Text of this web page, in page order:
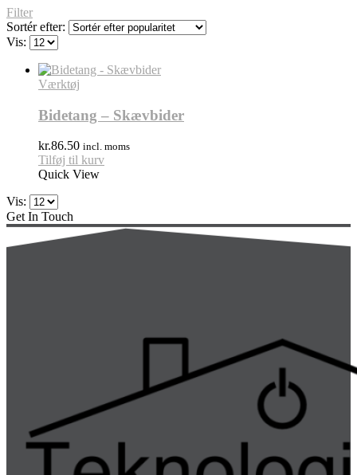
Filter
Sortér efter:
Vis:
Værktøj
Bidetang – Skævbider
kr.86.50 incl. moms
Tilføj til kurv
Quick View
Vis:
Get In Touch